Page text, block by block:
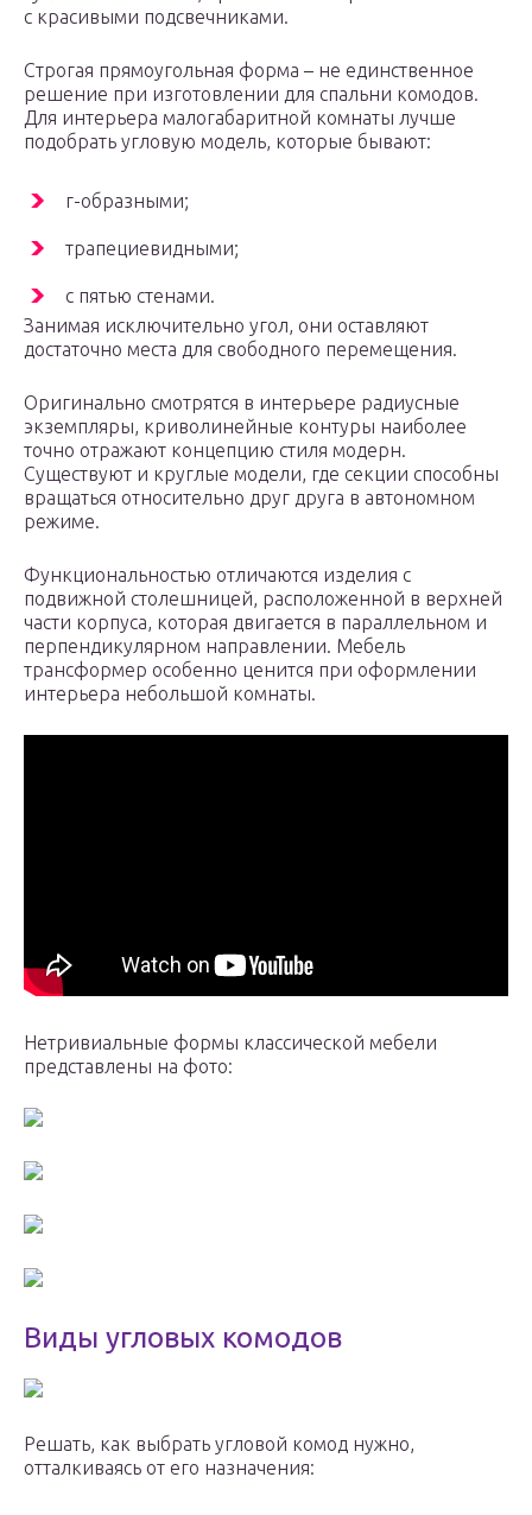
с красивыми подсвечниками.
Строгая прямоугольная форма – не единственное
решение при изготовлении для спальни комодов.
Для интерьера малогабаритной комнаты лучше
подобрать угловую модель, которые бывают:
г-образными;
трапециевидными;
с пятью стенами.
Занимая исключительно угол, они оставляют
достаточно места для свободного перемещения.
Оригинально смотрятся в интерьере радиусные
экземпляры, криволинейные контуры наиболее
точно отражают концепцию стиля модерн.
Существуют и круглые модели, где секции способны
вращаться относительно друг друга в автономном
режиме.
Функциональностью отличаются изделия с
подвижной столешницей, расположенной в верхней
части корпуса, которая двигается в параллельном и
перпендикулярном направлении. Мебель
трансформер особенно ценится при оформлении
интерьера небольшой комнаты.
Нетривиальные формы классической мебели
представлены на фото:
Виды угловых комодов
Решать, как выбрать угловой комод нужно,
отталкиваясь от его назначения: